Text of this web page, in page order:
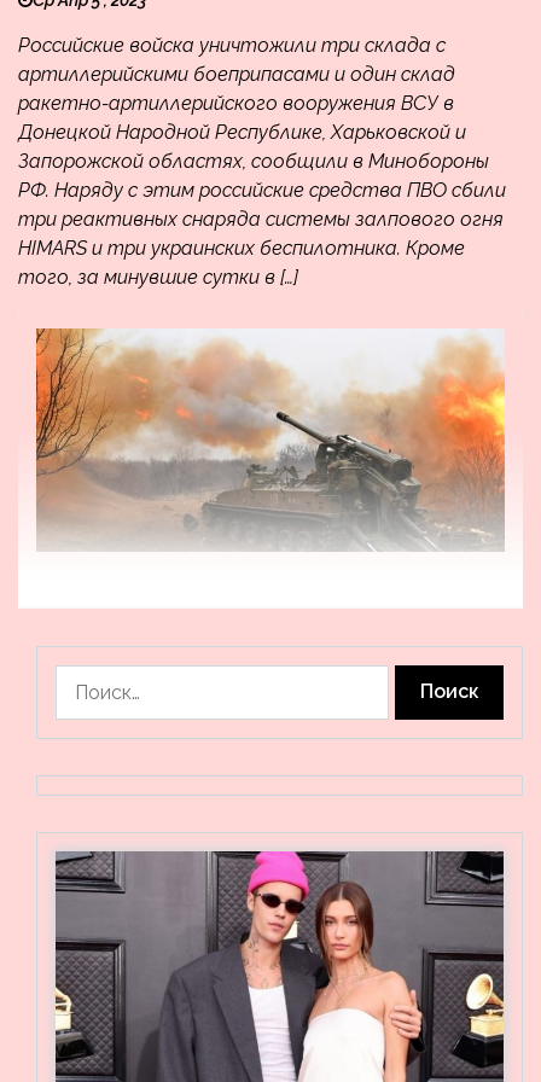
Российские войска уничтожили три склада с
артиллерийскими боеприпасами и один склад
ракетно-артиллерийского вооружения ВСУ в
Донецкой Народной Республике, Харьковской и
Запорожской областях, сообщили в Минобороны
РФ. Наряду с этим российские средства ПВО сбили
три реактивных снаряда системы залпового огня
HIMARS и три украинских беспилотника. Кроме
того, за минувшие сутки в […]